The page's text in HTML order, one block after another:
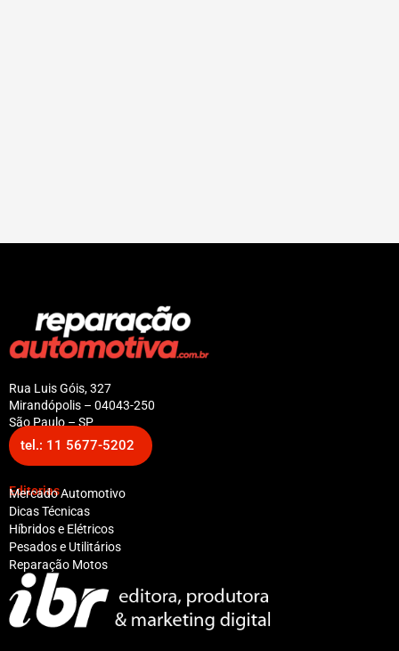
Rua Luis Góis, 327
Mirandópolis – 04043-250
São Paulo – SP
tel.: 11 5677-5202
Editorias
Mercado Automotivo
Dicas Técnicas
Híbridos e Elétricos
Pesados e Utilitários
Reparação Motos